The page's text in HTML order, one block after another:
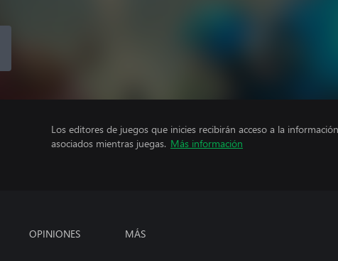
Los editores de juegos que inicies recibirán acceso a la
asociados mientras juegas. Más información
OPINIONES MÁS